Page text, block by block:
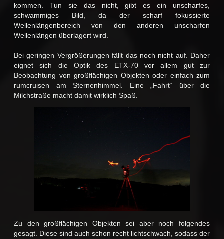
kommen. Tun sie das nicht, gibt es ein unscharfes,
schwammiges Bild, da der scharf fokussierte
Wellenlängenbereich von den anderen unscharfen
Wellenlängen überlagert wird.
Bei geringen Vergrößerungen fällt das noch nicht auf. Daher
eignet sich die Optik des ETX-70 vor allem gut zur
Beobachtung von großflächigen Objekten oder einfach zum
rumcruisen am Sternenhimmel. Eine „Fahrt“ über die
Milchstraße macht damit wirklich Spaß.
Zu den großflächigen Objekten sei aber noch folgendes
gesagt. Diese sind auch schon recht lichtschwach, sodass der